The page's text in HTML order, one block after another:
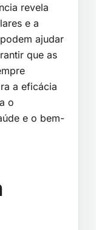
revela
e a
ajudar
que as
a eficácia
o
e o bem-